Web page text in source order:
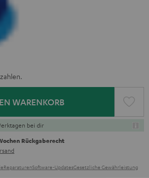
WARENKORB
bei dir
Rückgaberecht
ReparaturenSoftware-UpdatesGesetzliche Gewährleistung